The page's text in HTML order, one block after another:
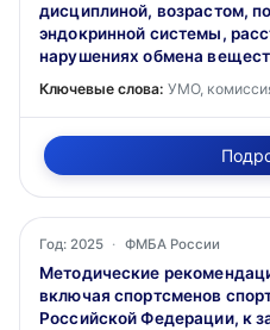
дисциплиной, возрастом,
эндокринной системы,
нарушениях обмена
Ключевые слова: УМО,
Год: 2025 · ФМБА России
Методические
включая спортсменов
Российской Федерации, к